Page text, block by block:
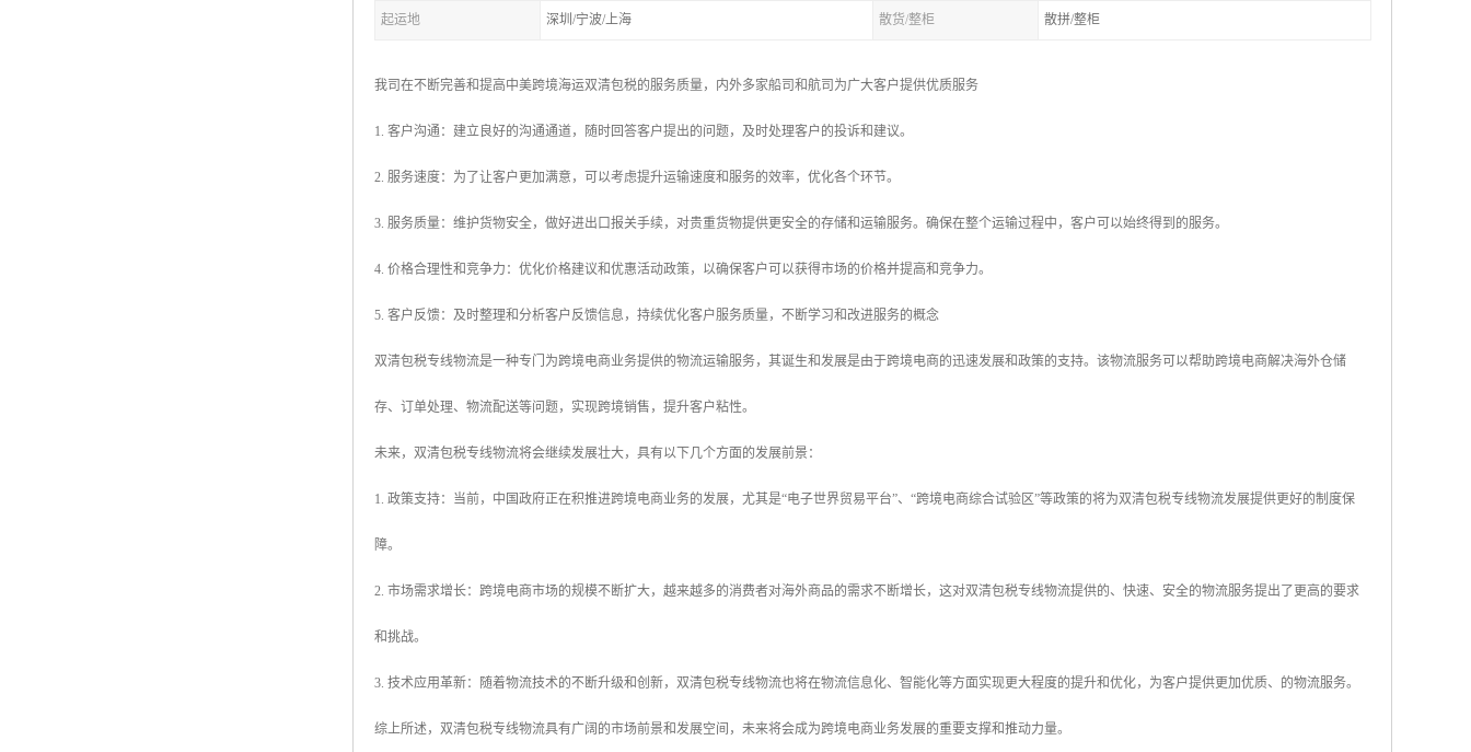
起运地 深圳/宁波/上海 散货/整柜 散拼/整柜
我司在不断完善和提高中美跨境海运双清包税的服务质量，内外多家船司和航司为广大客户提供优质服务
1. 客户沟通：建立良好的沟通通道，随时回答客户提出的问题，及时处理客户的投诉和建议。
2. 服务速度：为了让客户更加满意，可以考虑提升运输速度和服务的效率，优化各个环节。
3. 服务质量：维护货物安全，做好进出口报关手续，对贵重货物提供更安全的存储和运输服务。确保在整个运输过程中，客户可以始终得到的服务。
4. 价格合理性和竞争力：优化价格建议和优惠活动政策，以确保客户可以获得市场的价格并提高和竞争力。
5. 客户反馈：及时整理和分析客户反馈信息，持续优化客户服务质量，不断学习和改进服务的概念
双清包税专线物流是一种专门为跨境电商业务提供的物流运输服务，其诞生和发展是由于跨境电商的迅速发展和政策的支持。该物流服务可以帮助跨境电商解决海外仓储
存、订单处理、物流配送等问题，实现跨境销售，提升客户粘性。
未来，双清包税专线物流将会继续发展壮大，具有以下几个方面的发展前景：
1. 政策支持：当前，中国政府正在积推进跨境电商业务的发展，尤其是“电子世界贸易平台”、“跨境电商综合试验区”等政策的将为双清包税专线物流发展提供更好的制度保
障。
2. 市场需求增长：跨境电商市场的规模不断扩大，越来越多的消费者对海外商品的需求不断增长，这对双清包税专线物流提供的、快速、安全的物流服务提出了更高的要求
和挑战。
3. 技术应用革新：随着物流技术的不断升级和创新，双清包税专线物流也将在物流信息化、智能化等方面实现更大程度的提升和优化，为客户提供更加优质、的物流服务。
综上所述，双清包税专线物流具有广阔的市场前景和发展空间，未来将会成为跨境电商业务发展的重要支撑和推动力量。